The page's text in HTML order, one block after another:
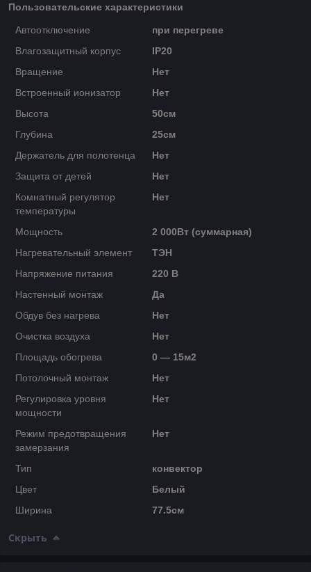
Пользовательские характеристики
Автоотключение
при перегреве
Влагозащитный корпус
IP20
Вращение
Нет
Встроенный ионизатор
Нет
Высота
50см
Глубина
25см
Держатель для полотенца
Нет
Защита от детей
Нет
Комнатный регулятор
температуры
Нет
Мощность
2 000Вт (суммарная)
Нагревательный элемент
ТЭН
Напряжение питания
220 В
Настенный монтаж
Да
Обдув без нагрева
Нет
Очистка воздуха
Нет
Площадь обогрева
0 — 15м2
Потолочный монтаж
Нет
Регулировка уровня
мощности
Нет
Режим предотвращения
замерзания
Нет
Тип
конвектор
Цвет
Белый
Ширина
77.5см
Скрыть